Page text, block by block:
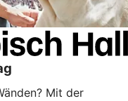
Mit der